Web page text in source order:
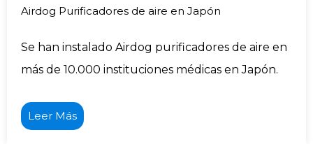
Airdog Purificadores de aire en Japón
Se han instalado Airdog purificadores de aire en
más de 10.000 instituciones médicas en Japón.
Leer Más